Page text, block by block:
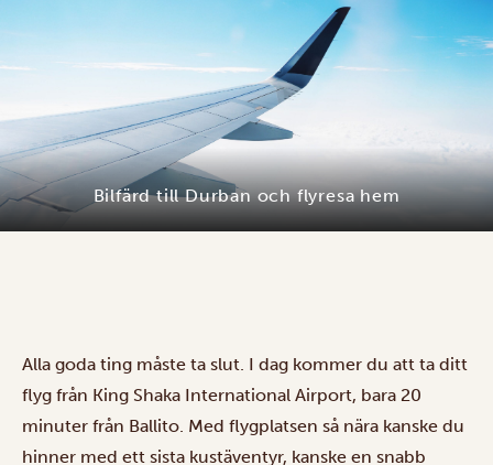
Bilfärd till Durban och flyresa hem
Alla goda ting måste ta slut. I dag kommer du att ta ditt
flyg från King Shaka International Airport, bara 20
minuter från Ballito. Med flygplatsen så nära kanske du
hinner med ett sista kustäventyr, kanske en snabb